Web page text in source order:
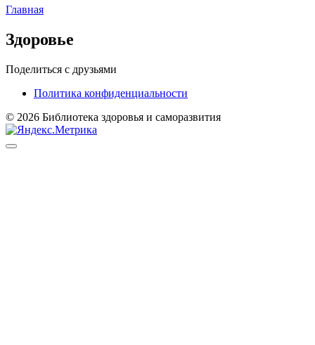
Главная
Здоровье
Поделиться с друзьями
Политика конфиденциальности
© 2026 Библиотека здоровья и саморазвития